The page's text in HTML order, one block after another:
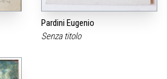
Pardini Eugenio
Senza titolo